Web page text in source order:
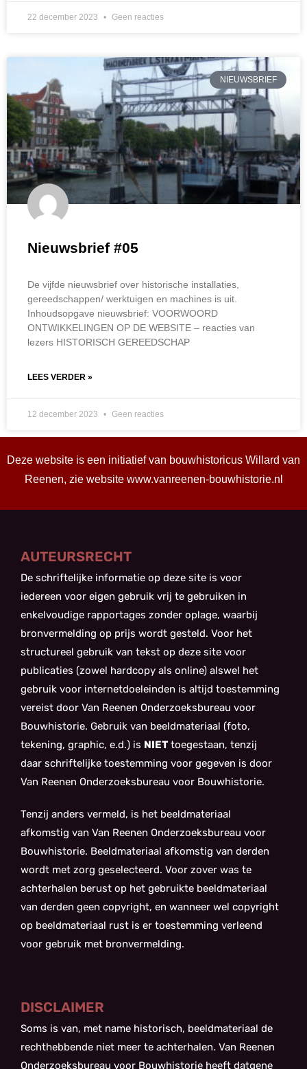
22 december 2023 Geen reacties
NIEUWSBRIEF
Nieuwsbrief #05
De vijfde nieuwsbrief over historische installaties,
gereedschappen/ werktuigen en machines is uit.
Inhoudsopgave nieuwsbrief: VOORWOORD
ONTWIKKELINGEN OP DE WEBSITE – reacties van
lezers HISTORISCH GEREEDSCHAP
LEES VERDER »
12 december 2023 Geen reacties
Deze website is een initiatief van bouwhistoricus Willard van
Reenen, zie website www.vanreenen-bouwhistorie.nl
AUTEURSRECHT
De schriftelijke informatie op deze site is voor
iedereen voor eigen gebruik vrij te gebruiken in
enkelvoudige rapportages zonder oplage, waarbij
bronvermelding op prijs wordt gesteld. Voor het
structureel gebruik van tekst op deze site voor
publicaties (zowel hardcopy als online) alswel het
gebruik voor internetdoeleinden is altijd toestemming
vereist door Van Reenen Onderzoeksbureau voor
Bouwhistorie. Gebruik van beeldmateriaal (foto,
tekening, graphic, e.d.) is NIETtoegestaan, tenzij
daar schriftelijke toestemming voor gegeven is door
Van Reenen Onderzoeksbureau voor Bouwhistorie.
Tenzij anders vermeld, is het beeldmateriaal
afkomstig van Van Reenen Onderzoeksbureau voor
Bouwhistorie. Beeldmateriaal afkomstig van derden
wordt met zorg geselecteerd. Voor zover was te
achterhalen berust op het gebruikte beeldmateriaal
van derden geen copyright, en wanneer wel copyright
op beeldmateriaal rust is er toestemming verleend
voor gebruik met bronvermelding.
DISCLAIMER
Soms is van, met name historisch, beeldmateriaal de
rechthebbende niet meer te achterhalen. Van Reenen
Onderzoeksbureau voor Bouwhistorie heeft datgene